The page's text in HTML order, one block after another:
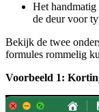
Het
de deur voor
Bekijk de twee
formules rommelig
Voorbeeld 1: